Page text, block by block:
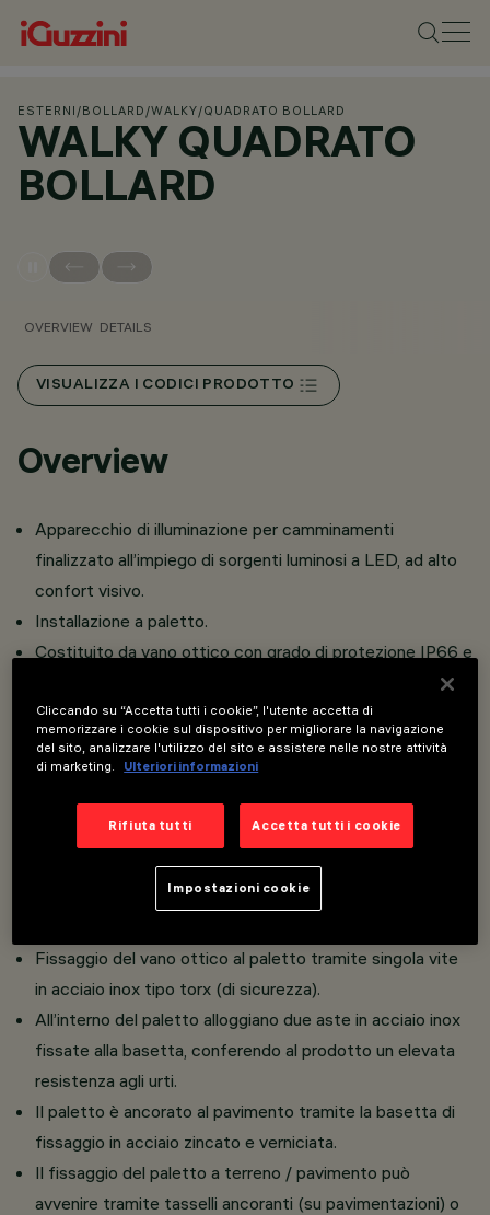
ESTERNI /BOLLARD /WALKY/QUADRATO BOLLARD
WALKY QUADRATO
BOLLARD
OVERVIEW DETAILS
VISUALIZZA I CODICI PRODOTTO
Overview
Apparecchio di illuminazione per camminamenti
finalizzato all’impiego di sorgenti luminosi a LED, ad alto
confort visivo.
Installazione a paletto.
Costituito da vano ottico con grado di protezione IP66 e
Vano ottico e paletto realizzati in lega di alluminio e
sottoposti a trattamento di verniciatura a polveri che
fornisce un’alta resistenza agli agenti atmosferici e ai
raggi UV. Carter di chiusura in materiale plastico nella
parte posteriore del vano ottico.
Completo di pressa-cavo in materiale plastico e cavo
uscente di lunghezza 0,5 - 1m.
Fissaggio del vano ottico al paletto tramite singola vite
in acciaio inox tipo torx (di sicurezza).
All’interno del paletto alloggiano due aste in acciaio inox
fissate alla basetta, conferendo al prodotto un elevata
resistenza agli urti.
Il paletto è ancorato al pavimento tramite la basetta di
fissaggio in acciaio zincato e verniciata.
Il fissaggio del paletto a terreno / pavimento può
avvenire tramite tasselli ancoranti (su pavimentazioni) o
Cliccando su “Accetta tutti i cookie”, l'utente accetta di
memorizzare i cookie sul dispositivo per migliorare la navigazione
del sito, analizzare l'utilizzo del sito e assistere nelle nostre attività
di marketing.
Ulteriori informazioni
Rifiuta tutti Accetta tutti i cookie
Impostazioni cookie